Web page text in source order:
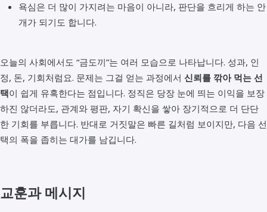
욕심은 더 많이 가지려는 마음이 아니라, 판단을 흐리게 하는 안
개가 되기도 합니다.
오늘의 사회에서도 “금도끼”는 여러 모습으로 나타납니다. 성과, 인
정, 돈, 기회처럼요. 문제는 그걸 얻는 과정에서 신뢰를 깎아 먹는 선
택이 쉽게 유혹한다는 점입니다. 정직은 당장 눈에 띄는 이익을 보장
하진 않더라도, 관계와 평판, 자기 확신을 쌓아 장기적으로 더 단단
한 기회를 부릅니다. 반대로 거짓말은 빠른 길처럼 보이지만, 다음 선
택의 폭을 좁히는 대가를 남깁니다.
교훈과 메시지